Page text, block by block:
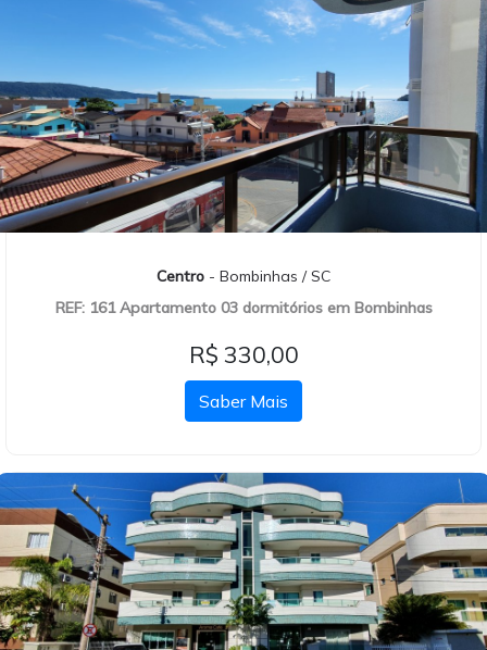
Centro - Bombinhas / SC
REF: 161 Apartamento 03 dormitórios em Bombinhas
R$ 330,00
Saber Mais